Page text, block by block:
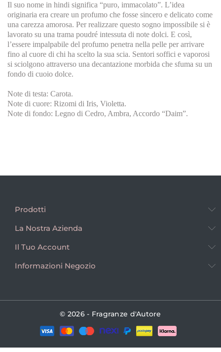
Il suo nome in hindi significa “puro, immacolato”. L’idea
originaria era creare un profumo che fosse sincero e delicato come
una carezza amorosa. Per realizzare questo sogno impossibile si è
lavorato su una trama poudré intessuta di note dolci. E così,
l’essere impalpabile del profumo penetra nella pelle per arrivare
fino al cuore di chi ha scelto la sua scia. Sentori soffici e vaporosi
si sciolgono attraverso una decantazione morbida che sfuma su un
fondo di cuoio dolce.
Note di testa: Carota.
Note di cuore: Rizomi di Iris, Violetta.
Note di fondo: Legno di Cedro, Ambra, Accordo “Daim”.
Prodotti
La Nostra Azienda
Il Tuo Account
Informazioni Negozio
© 2026 - Fragranze d'Autore